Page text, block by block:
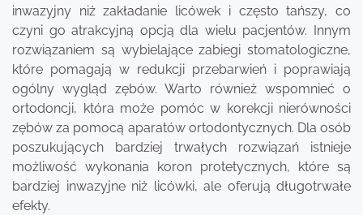
inwazyjny niż zakładanie licówek i często tańszy, co
czyni go atrakcyjną opcją dla wielu pacjentów. Innym
rozwiązaniem są wybielające zabiegi stomatologiczne,
które pomagają w redukcji przebarwień i poprawiają
ogólny wygląd zębów. Warto również wspomnieć o
ortodoncji, która może pomóc w korekcji nierówności
zębów za pomocą aparatów ortodontycznych. Dla osób
poszukujących bardziej trwałych rozwiązań istnieje
możliwość wykonania koron protetycznych, które są
bardziej inwazyjne niż licówki, ale oferują długotrwałe
efekty.